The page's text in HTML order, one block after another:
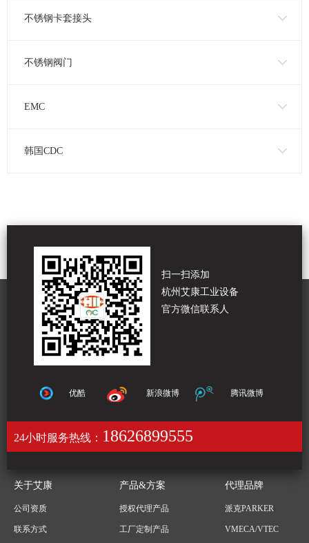
不锈钢卡套接头
不锈钢阀门
EMC
韩国CDC
腾讯微博
优酷 新浪微博
扫一扫添加
杭州艾康工业设备
官方微信联系人
24小时服务热线： 18626899555
公司资质
联系方式
关于艾康
授权代理产品
工厂定制产品
产品&方案
派克PARKER
VMECA/VTEC
代理品牌